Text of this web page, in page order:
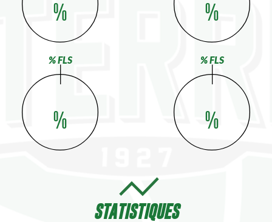
%
% FLS
%
STATISTIQUES
%
% FLS
%